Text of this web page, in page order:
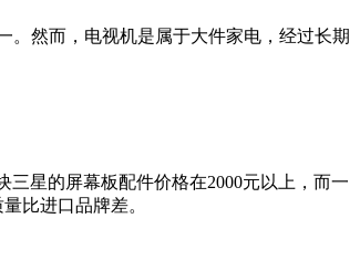
。然而，电视机是属于大件家电，经过长期
星的屏幕板配件价格在2000元以上，而一
比进口品牌差。